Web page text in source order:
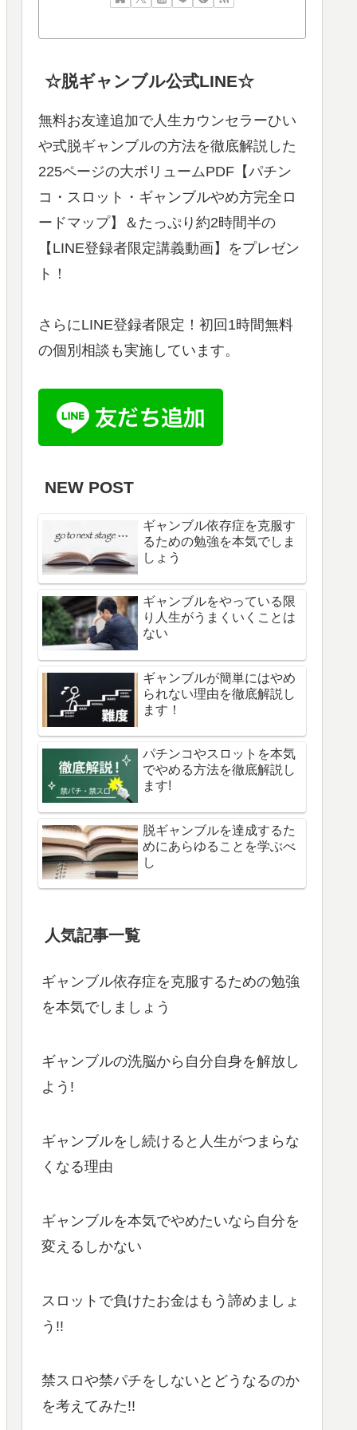
☆脱ギャンブル公式LINE☆
無料お友達追加で人生カウンセラーひい
や式脱ギャンブルの方法を徹底解説した
225ページの大ボリュームPDF【パチン
コ・スロット・ギャンブルやめ方完全ロ
ードマップ】＆たっぷり約2時間半の
【LINE登録者限定講義動画】をプレゼン
ト！
さらにLINE登録者限定！初回1時間無料
の個別相談も実施しています。
NEW POST
ギャンブル依存症を克服す
るための勉強を本気でしま
しょう
ギャンブルをやっている限
り人生がうまくいくことは
ない
ギャンブルが簡単にはやめ
られない理由を徹底解説し
ます！
パチンコやスロットを本気
でやめる方法を徹底解説し
ます!
脱ギャンブルを達成するた
めにあらゆることを学ぶべ
し
人気記事一覧
ギャンブル依存症を克服するための勉強
を本気でしましょう
ギャンブルの洗脳から自分自身を解放し
よう!
ギャンブルをし続けると人生がつまらな
くなる理由
ギャンブルを本気でやめたいなら自分を
変えるしかない
スロットで負けたお金はもう諦めましょ
う!!
禁スロや禁パチをしないとどうなるのか
を考えてみた!!